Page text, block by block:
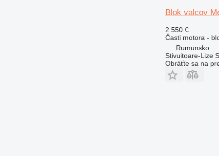
Blok valcov
2 550 €
Časti motora -
Rumunsko
Stivuitoare-Lize
Obráťte sa na